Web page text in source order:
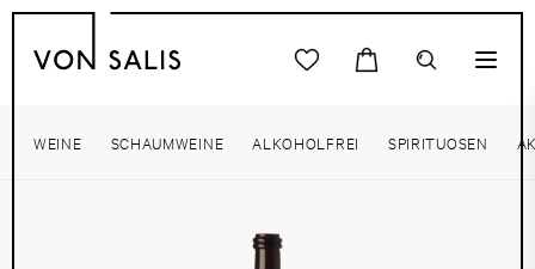
WEINE SCHAUMWEINE ALKOHOLFREI SPIRITUOSEN